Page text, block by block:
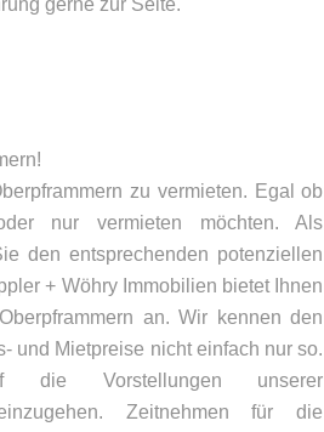
gerne zur Seite.
zu vermieten. Egal ob
nur vermieten möchten. Als
den entsprechenden potenziellen
+ Wöhry Immobilien bietet Ihnen
an. Wir kennen den
und Mietpreise nicht einfach nur so.
Vorstellungen unserer
Zeitnehmen für die